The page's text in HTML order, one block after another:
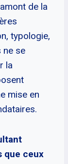
de la
typologie,
ne se
la
mise en
que ceux